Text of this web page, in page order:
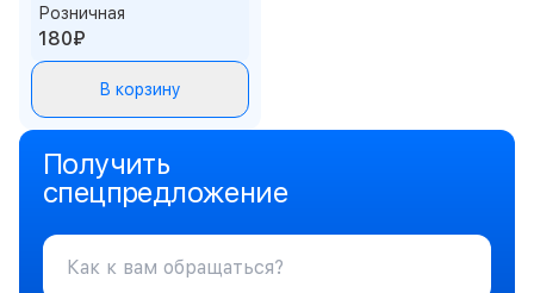
Розничная
180₽
В корзину
Получить
спецпредложение